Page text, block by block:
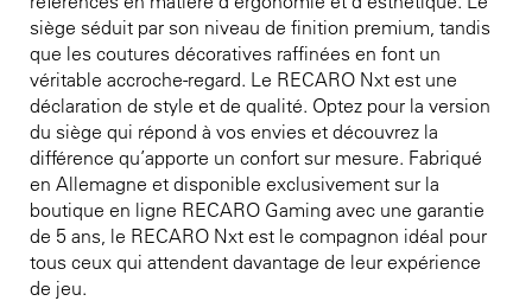
siège séduit par son niveau de finition premium, tandis
que les coutures décoratives raffinées en font un
véritable accroche-regard. Le RECARO Nxt est une
déclaration de style et de qualité. Optez pour la version
du siège qui répond à vos envies et découvrez la
différence qu’apporte un confort sur mesure. Fabriqué
en Allemagne et disponible exclusivement sur la
boutique en ligne RECARO Gaming avec une garantie
de 5 ans, le RECARO Nxt est le compagnon idéal pour
tous ceux qui attendent davantage de leur expérience
de jeu.